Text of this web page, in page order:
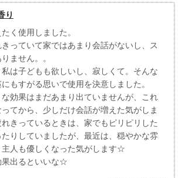
り
く使用しました。
っていて家ではあまり会話がないし、ス
ません。。
は子どもも欲しいし、寂しくて。そんな
もすがる思いで使用を決意しました。
効果はまだあまり出ていませんが、これ
てから、少しだけ会話が増えた気がしま
きっているときは、家でもピリピリした
りしていましたが、最近は、穏やかな雰
主人も優しくなった気がします☆
果出るといいな☆